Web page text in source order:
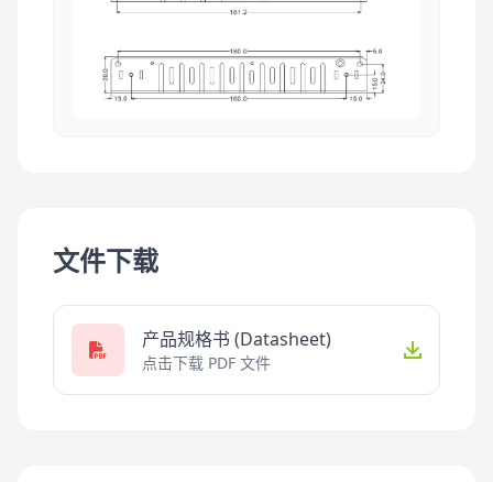
文件下载
产品规格书 (Datasheet)
点击下载 PDF 文件